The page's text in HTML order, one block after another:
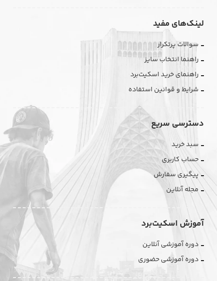
لینک‌های مفید
سوالات پرتکرار
راهنما انتخاب سایز
راهنمای خرید اسکیت‌برد
شرایط و قوانین استفاده
دسترسی سریع
سبد خرید
حساب کاربری
پیگیری سفارش
مجله آنلاین
آموزش اسکیت‌برد
دوره آموزشی آنلاین
دوره آموزشی حضوری